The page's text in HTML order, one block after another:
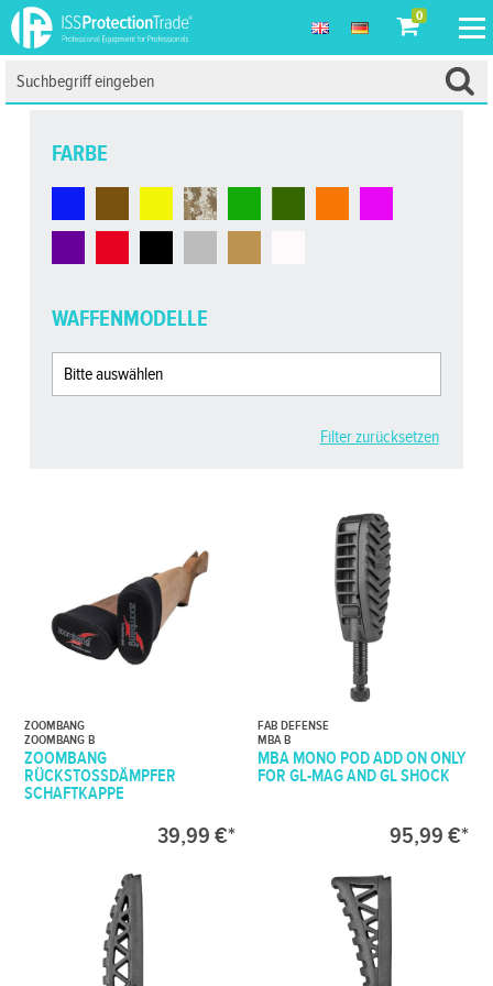
0
FARBE
WAFFENMODELLE
Filter zurücksetzen
ZOOMBANG
ZOOMBANG B
ZOOMBANG
RÜCKSTOSSDÄMPFER S
CHAFTKAPPE
39,99 €*
FAB DEFENSE
MBA B
MBA MONO POD ADD ON ONLY
FOR GL-MAG AND GL SHOCK
95,99 €*